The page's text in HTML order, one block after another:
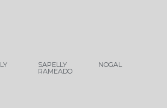
SAPELLY
RAMEADO
NOGAL